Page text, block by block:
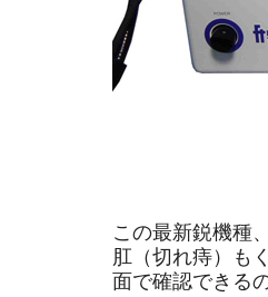
この最新鋭機種
肛（切れ痔）も
面で確認できる